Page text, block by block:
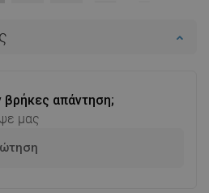
βρήκες απάντηση;
μας